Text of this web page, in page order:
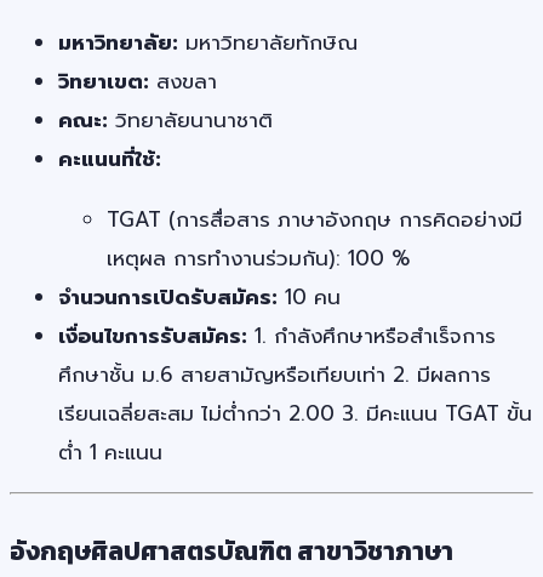
มหาวิทยาลัย: มหาวิทยาลัยทักษิณ
วิทยาเขต: สงขลา
คณะ: วิทยาลัยนานาชาติ
คะแนนที่ใช้:
TGAT (การสื่อสาร ภาษาอังกฤษ การคิดอย่างมี
เหตุผล การทำงานร่วมกัน): 100 %
จำนวนการเปิดรับสมัคร: 10 คน
เงื่อนไขการรับสมัคร: 1. กำลังศึกษาหรือสำเร็จการ
ศึกษาชั้น ม.6 สายสามัญหรือเทียบเท่า 2. มีผลการ
เรียนเฉลี่ยสะสม ไม่ต่ำกว่า 2.00 3. มีคะแนน TGAT ขั้น
ต่ำ 1 คะแนน
อังกฤษศิลปศาสตรบัณฑิต สาขาวิชาภาษา